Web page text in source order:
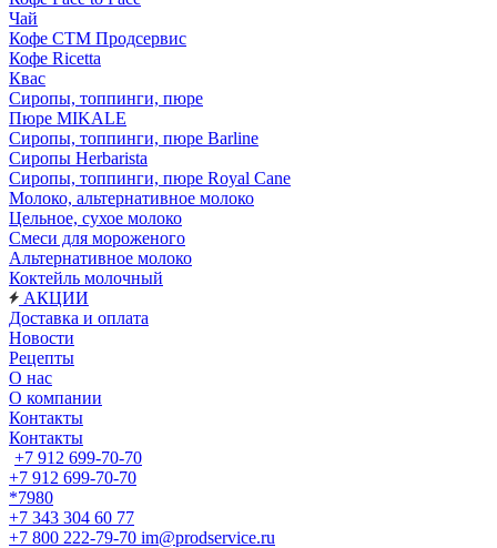
Чай
Кофе СТМ Продсервис
Кофе Ricetta
Квас
Сиропы, топпинги, пюре
Пюре MIKALE
Сиропы, топпинги, пюре Barline
Сиропы Herbarista
Сиропы, топпинги, пюре Royal Cane
Молоко, альтернативное молоко
Цельное, сухое молоко
Смеси для мороженого
Альтернативное молоко
Коктейль молочный
АКЦИИ
Доставка и оплата
Новости
Рецепты
О нас
О компании
Контакты
Контакты
+7 912 699-70-70
+7 912 699-70-70
*7980
+7 343 304 60 77
+7 800 222-79-70 im@prodservice.ru